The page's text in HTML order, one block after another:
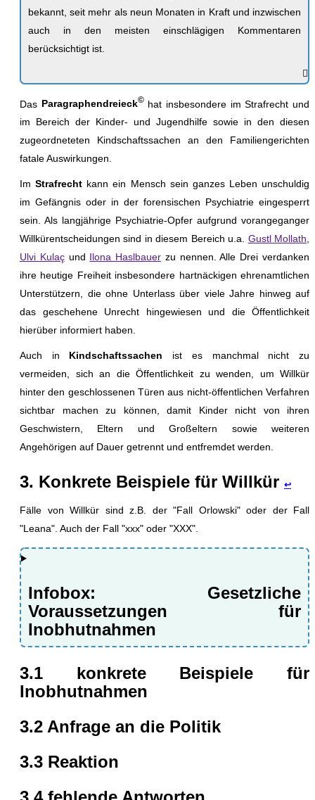
bekannt, seit mehr als neun Monaten in Kraft und inzwischen
auch in den meisten einschlägigen Kommentaren
berücksichtigt ist.
Das Paragraphendreieck©hat insbesondere im Strafrecht und
im Bereich der Kinder- und Jugendhilfe sowie in den diesen
zugeordneteten Kindschaftssachen an den Familiengerichten
fatale Auswirkungen.
ImStrafrecht kann ein Mensch sein ganzes Leben unschuldig
im Gefängnis oder in der forensischen Psychiatrie eingesperrt
sein. Als langjährige Psychiatrie-Opfer aufgrund vorangeganger
Willkürentscheidungen sind in diesem Bereich u.a. Gustl Mollath,
Ulvi Kulaçund Ilona Haslbauer zu nennen. Alle Drei verdanken
ihre heutige Freiheit insbesondere hartnäckigen ehrenamtlichen
Unterstützern, die ohne Unterlass über viele Jahre hinweg auf
das geschehene Unrecht hingewiesen und die Öffentlichkeit
hierüber informiert haben.
Auch in Kindschaftssachen ist es manchmal nicht zu
vermeiden, sich an die Öffentlichkeit zu wenden, um Willkür
hinter den geschlossenen Türen aus nicht-öffentlichen Verfahren
sichtbar machen zu können, damit Kinder nicht von ihren
Geschwistern, Eltern und Großeltern sowie weiteren
Angehörigen auf Dauer getrennt und entfremdet werden.
3. Konkrete Beispiele für Willkür ↩
Fälle von Willkür sind z.B. der "Fall Orlowski" oder der Fall
"Leana". Auch der Fall "xxx" oder "XXX".
Infobox: Gesetzliche
Voraussetzungen für
Inobhutnahmen
3.1 konkrete Beispiele für
Inobhutnahmen
3.2 Anfrage an die Politik
3.3 Reaktion